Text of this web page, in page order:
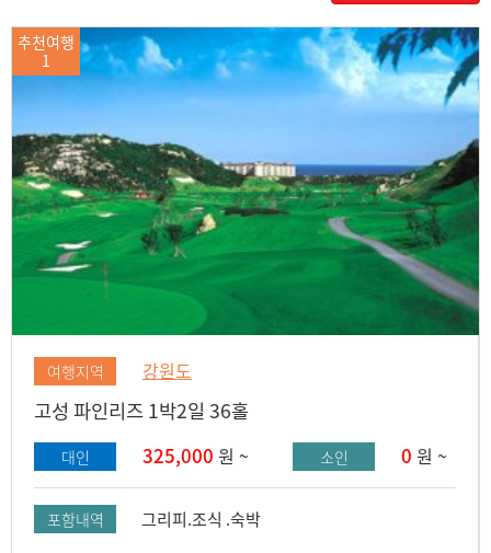
추천여행
1
여행지역 강원도
고성 파인리즈 1박2일 36홀
대인 325,000 원 ~ 소인 0 원 ~
포함내역 그리피.조식 .숙박